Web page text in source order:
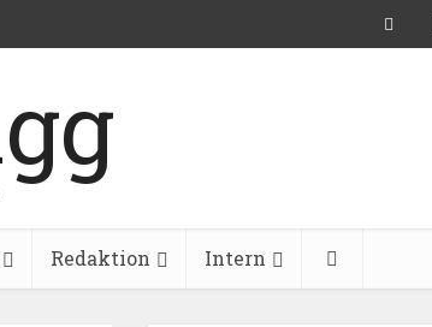
Redaktion Intern